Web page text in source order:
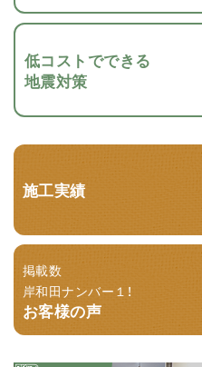
低コストでできる
地震対策
施工実績
掲載数
岸和田ナンバー１！
お客様の声